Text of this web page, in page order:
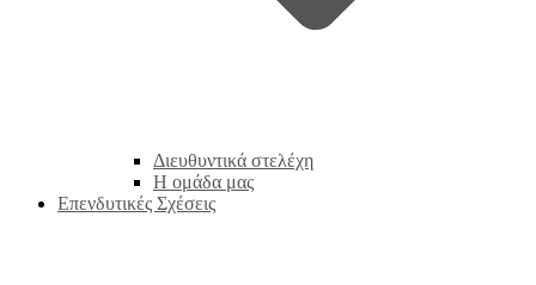
Διευθυντικά στελέχη
Η ομάδα μας
Επενδυτικές Σχέσεις